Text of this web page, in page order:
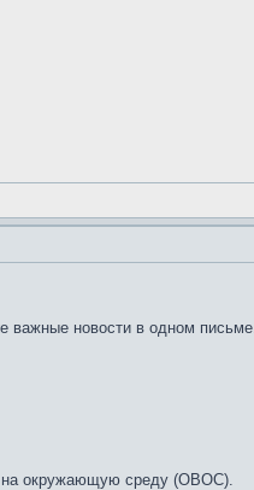
важные новости в одном
на окружающую среду (ОВОС).